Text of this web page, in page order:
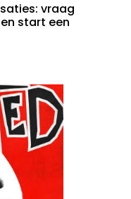
vraag
start een